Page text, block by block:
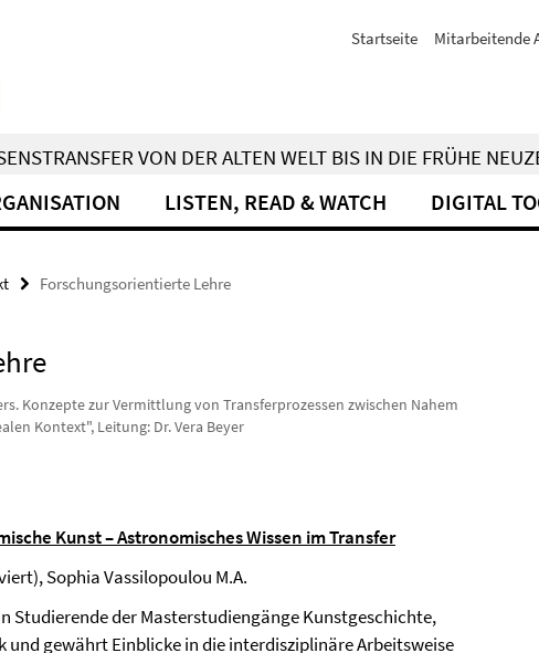
Startseite Mitarbeitende
VON DER ALTEN WELT BIS IN DIE FRÜHE
LISTEN, READ & WATCH DIGITAL
Forschungsorientierte Lehre
Konzepte zur Vermittlung von Transferprozessen zwischen Nahem
Kontext", Leitung: Dr. Vera Beyer
Kunst – Astronomisches Wissen im Transfer
Sophia Vassilopoulou M.A.
Studierende der Masterstudiengänge Kunstgeschichte,
und gewährt Einblicke in die interdisziplinäre Arbeitsweise